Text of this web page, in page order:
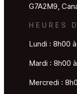
G7A2M9,
HEURES
Lundi : 8h00
Mardi : 8h00
Mercredi :